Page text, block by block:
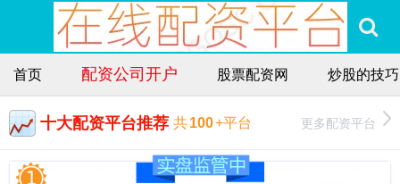
首页 配资公司开户 股票配资网 炒股的技巧
十大配资平台推荐 共100+平台 更多配资平台